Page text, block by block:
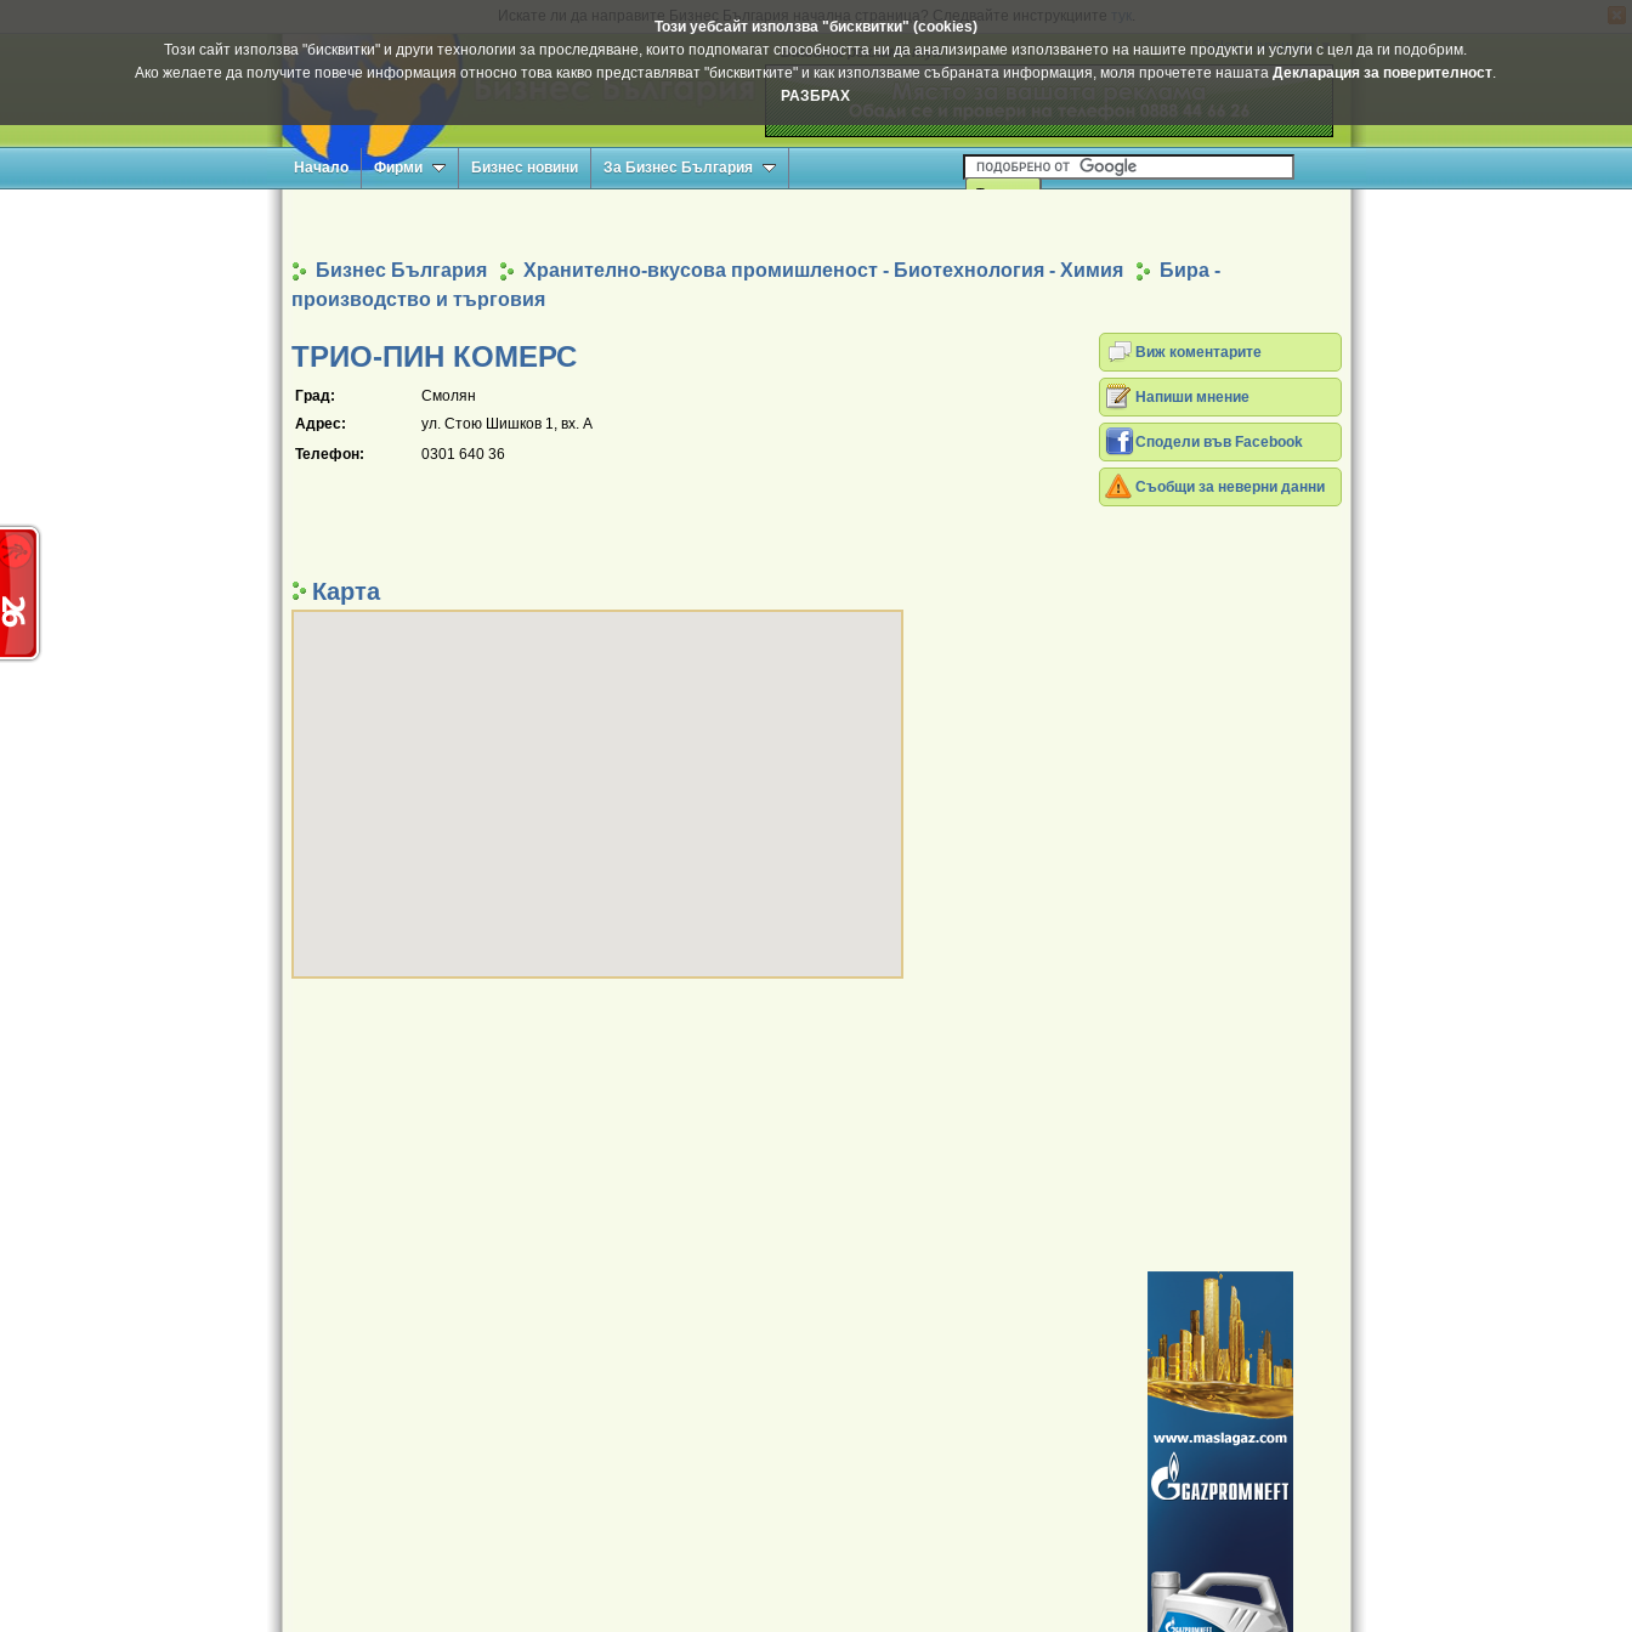
Искате ли да направите Бизнес България начална страница? Следвайте инструкциите
Този уебсайт използва "бисквитки" (cookies)
Този сайт използва "бисквитки" и други технологии за проследяване, които подпомагат способността ни да анализираме използването на нашите продукти и услуги с цел да ги подобрим.
Ако желаете да получите повече информация относно това какво представляват "бисквитките" и как използваме събраната информация, моля прочетете нашатаДекларация за поверителност.
РАЗБРАХ
Select Language ▼
Вашата реклама тук
Начало Фирми Бизнес новини За Бизнес България
Бизнес България Хранително-вкусова промишленост - Биотехнология - Химия
Бира -
производство и търговия
ТРИО-ПИН КОМЕРС
Град:
Смолян
Адрес:
ул. Стою Шишков 1, вх. А
Телефон:
0301 640 36
Карта
Виж коментарите
Напиши мнение
Сподели във Facebook
Съобщи за неверни данни